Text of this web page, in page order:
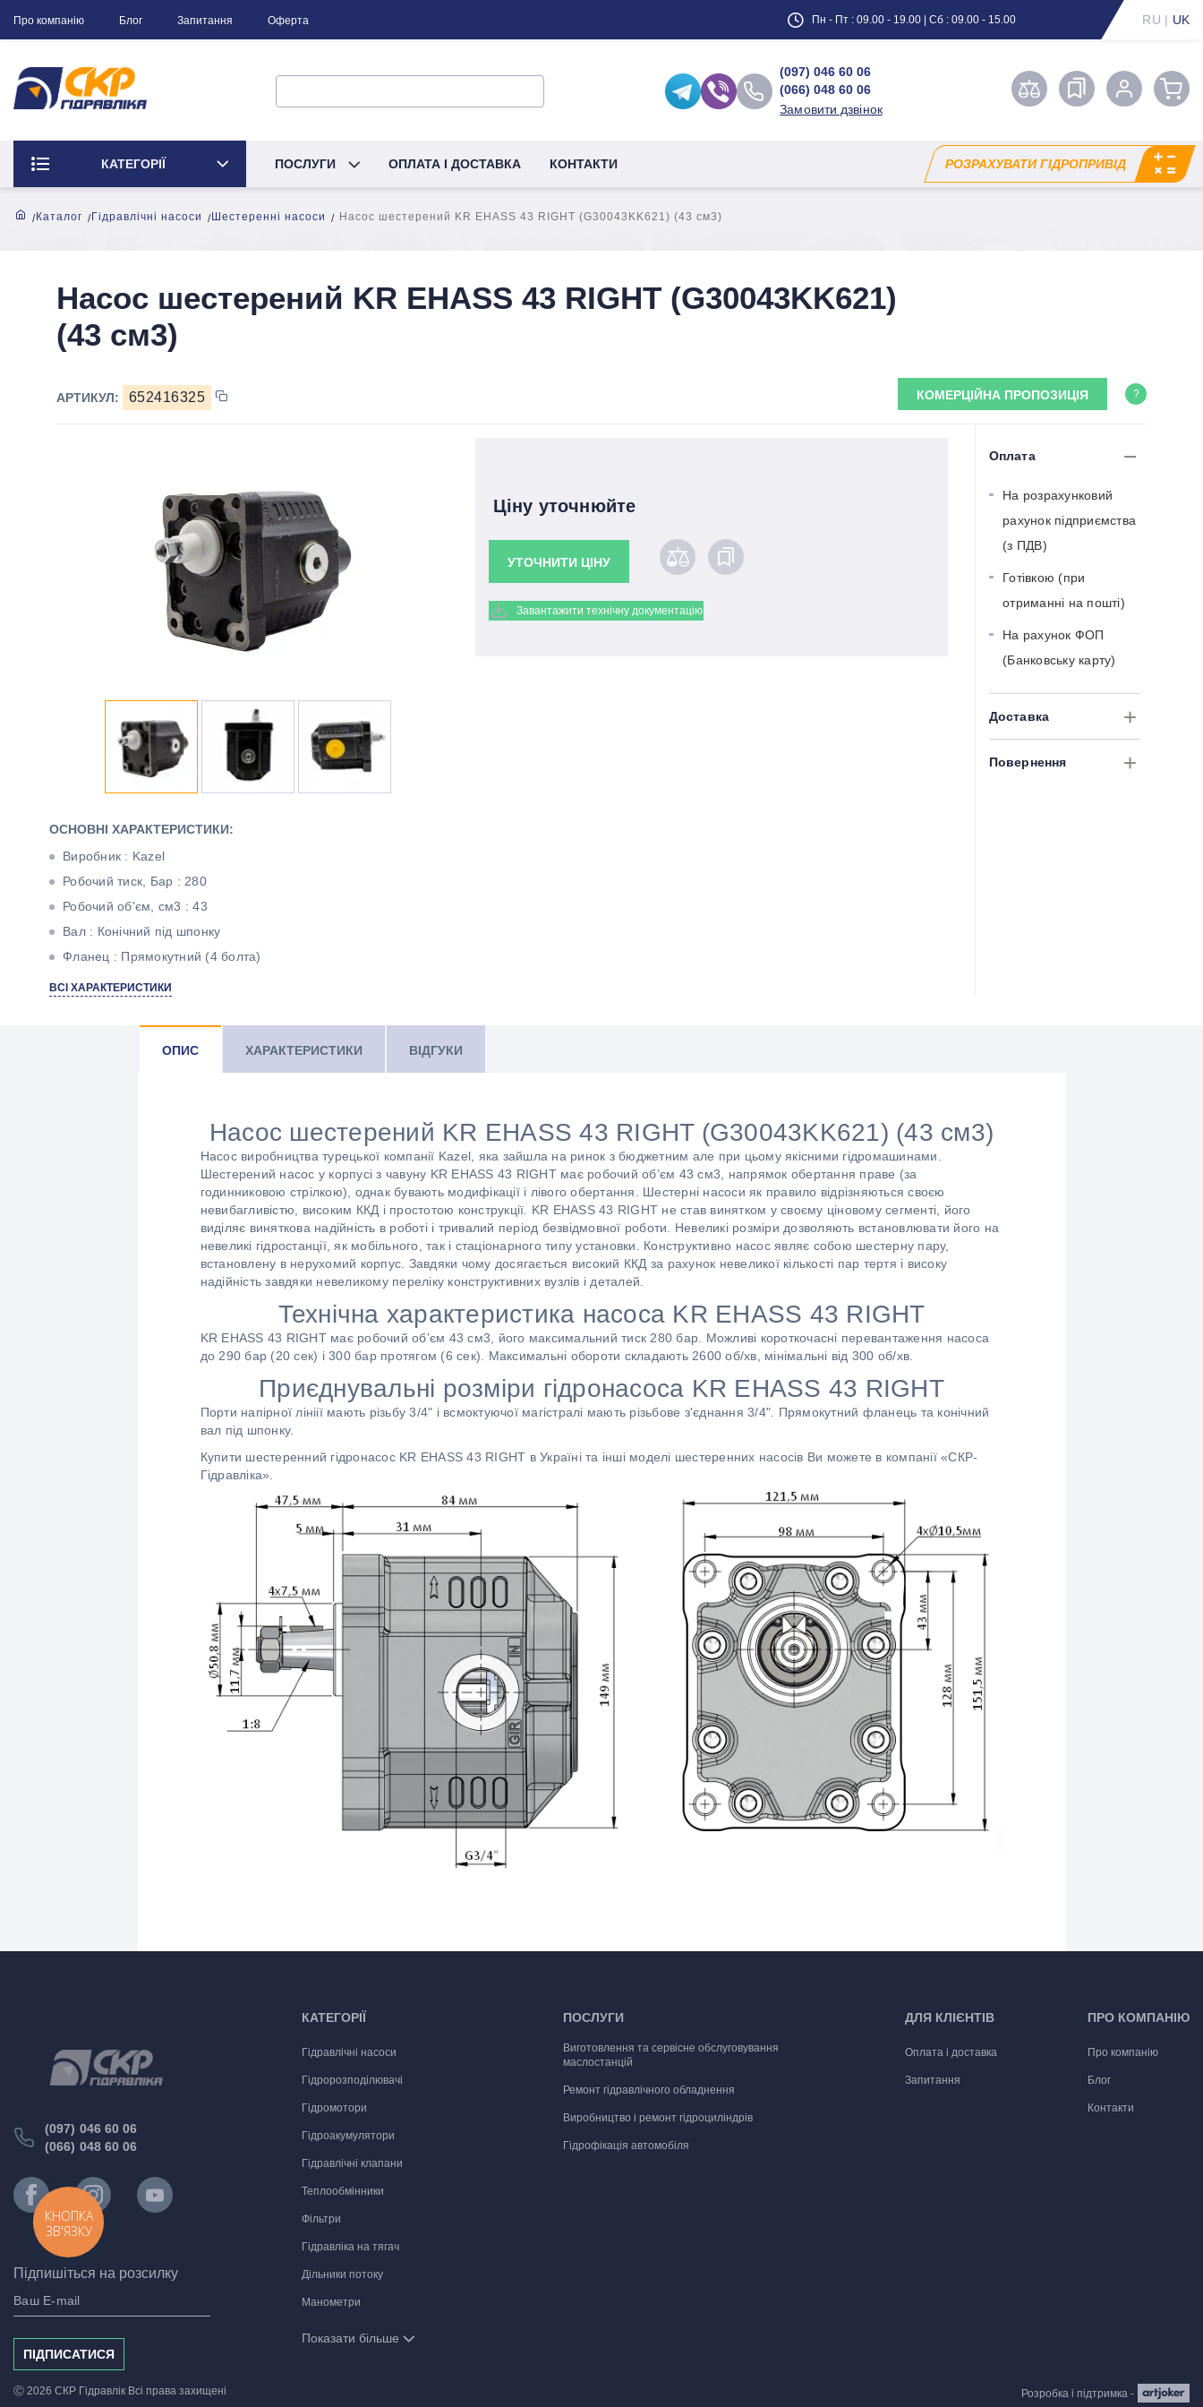
Про компанію Блог Запитання Оферта Пн - Пт : 09.00 - 19.00 | Сб : 09.00 - 15.00 RU | UK
(097) 046 60 06
(066) 048 60 06
Замовити дзвінок
КАТЕГОРІЇ ПОСЛУГИ ОПЛАТА І ДОСТАВКА КОНТАКТИ РОЗРАХУВАТИ ГІДРОПРИВІД
Каталог Гідравлічні насоси Шестеренні насоси Насос шестерений KR EHASS 43 RIGHT (G30043KK621) (43 см3)
Насос шестерений KR EHASS 43 RIGHT (G30043KK621)
(43 см3)
АРТИКУЛ: 652416325 КОМЕРЦІЙНА ПРОПОЗИЦІЯ ?
ОСНОВНІ ХАРАКТЕРИСТИКИ:
Виробник : Kazel
Робочий тиск, Бар : 280
Робочий об'єм, см3 : 43
Вал : Конічний під шпонку
Фланец : Прямокутний (4 болта)
Кількість потоків : Однопоточний
ВСІ ХАРАКТЕРИСТИКИ
Ціну уточнюйте
УТОЧНИТИ ЦІНУ
Завантажити технічну документацію
Оплата
На розрахунковий
рахунок підприємства
(з ПДВ)
Готівкою (при
отриманні на пошті)
На рахунок ФОП
(Банковську карту)
Доставка
Повернення
ОПИС ХАРАКТЕРИСТИКИ ВІДГУКИ
Насос шестерений KR EHASS 43 RIGHT (G30043KK621) (43 см3)
Насос виробництва турецької компанії Kazel, яка зайшла на ринок з бюджетним але при цьому якісними гідромашинами.
Шестерений насос у корпусі з чавуну KR EHASS 43 RIGHT має робочий об’єм 43 см3, напрямок обертання праве (за
годинниковою стрілкою), однак бувають модифікації і лівого обертання. Шестерні насоси як правило відрізняються своєю
невибагливістю, високим ККД і простотою конструкції. KR EHASS 43 RIGHT не став винятком у своєму ціновому сегменті, його
виділяє виняткова надійність в роботі і тривалий період безвідмовної роботи. Невеликі розміри дозволяють встановлювати його на
невеликі гідростанції, як мобільного, так і стаціонарного типу установки. Конструктивно насос являє собою шестерну пару,
встановлену в нерухомий корпус. Завдяки чому досягається високий ККД за рахунок невеликої кількості пар тертя і високу
надійність завдяки невеликому переліку конструктивних вузлів і деталей.
Технічна характеристика насоса KR EHASS 43 RIGHT
KR EHASS 43 RIGHT має робочий об’єм 43 см3, його максимальний тиск 280 бар. Можливі короткочасні перевантаження насоса
до 290 бар (20 сек) і 300 бар протягом (6 сек). Максимальні обороти складають 2600 об/хв, мінімальні від 300 об/хв.
Приєднувальні розміри гідронасоса KR EHASS 43 RIGHT
Порти напірної лініії мають різьбу 3/4" і всмоктуючої магістралі мають різьбове з'єднання 3/4". Прямокутний фланець та конічний
вал під шпонку.
Купити шестеренний гідронасос KR EHASS 43 RIGHT в Україні та інші моделі шестеренних насосів Ви можете в компанії «СКР-
Гідравліка».
(097) 046 60 06
(066) 048 60 06
Підпишіться на розсилку
ПІДПИСАТИСЯ
КАТЕГОРІЇ
Гідравлічні насоси
Гідророзподілювачі
Гідромотори
Гідроакумулятори
Гідравлічні клапани
Теплообмінники
Фільтри
Гідравліка на тягач
Дільники потоку
Манометри
Показати більше
ПОСЛУГИ
Виготовлення та сервісне обслуговування
маслостанцій
Ремонт гідравлічного обладнення
Виробництво і ремонт гідроциліндрів
Гідрофікація автомобіля
ДЛЯ КЛІЄНТІВ
Оплата і доставка
Запитання
ПРО КОМПАНІЮ
Про компанію
Блог
Контакти
Ⓒ 2026 СКР Гідравлік Всі права захищені Розробка і підтримка -
КНОПКА
ЗВ'ЯЗКУ